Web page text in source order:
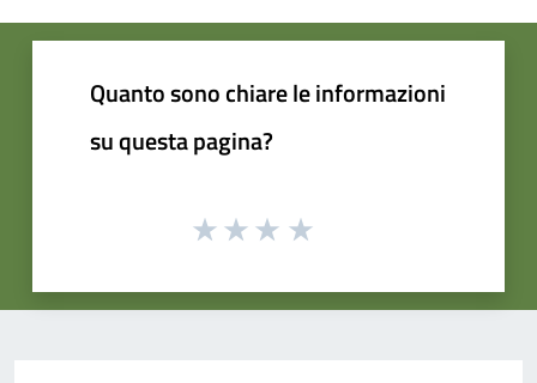
Quanto sono chiare le informazioni
su questa pagina?